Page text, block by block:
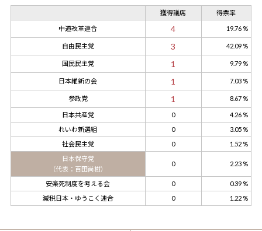
獲得議席 得票率
中道改革連合 4 19.76 %
自由民主党 3 42.09 %
国民民主党 1 9.79 %
日本維新の会 1 7.03 %
参政党 1 8.67 %
日本共産党 0
4.26 %
れいわ新選組
0
3.05 %
社会民主党
0
1.52 %
日本保守党
（代表：百田尚樹）
0 2.23 %
安楽死制度を考える会 0
0.39 %
減税日本・ゆうこく連合
0 1.22 %